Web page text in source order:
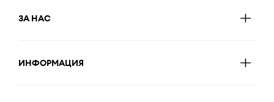
ЗА НАС
ИНФОРМАЦИЯ